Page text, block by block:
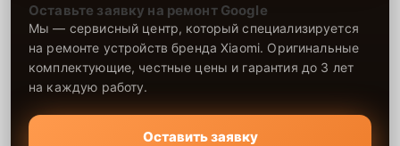
Оставьте заявку на ремонт Google
Мы — сервисный центр, который специализируется
на ремонте устройств бренда Xiaomi. Оригинальные
комплектующие, честные цены и гарантия до 3 лет
на каждую работу.
Оставить заявку